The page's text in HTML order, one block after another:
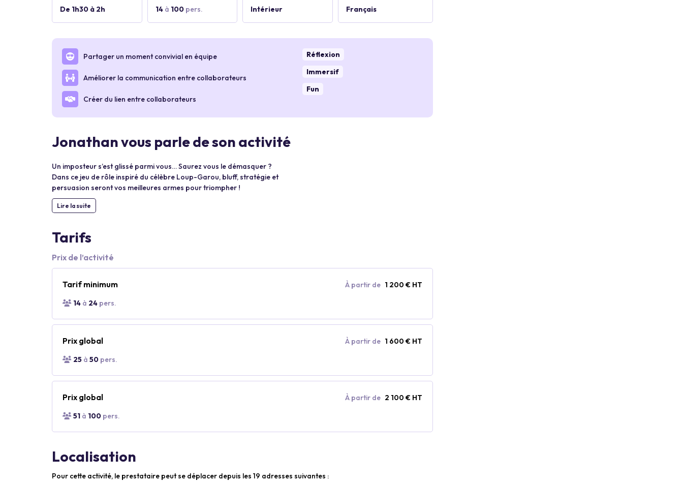
De 1h30 à 2h 14à 100pers. Intérieur Français
Partager un moment convivial en équipe
Améliorer la communication entre collaborateurs
Créer du lien entre collaborateurs
Réflexion
Immersif
Fun
Jonathan vous parle de son activité
Un imposteur s’est glissé parmi vous… Saurez vous le démasquer ?
Dans ce jeu de rôle inspiré du célèbre Loup-Garou, bluff, stratégie et
persuasion seront vos meilleures armes pour triompher !
Lire la suite
Tarifs
Prix de l’activité
Tarif minimum À partir de 1 200 € HT
14 à 24 pers.
Prix global À partir de 1 600 € HT
25 à 50 pers.
Prix global À partir de 2 100 € HT
51 à 100 pers.
Localisation
Pour cette activité, le prestataire peut se déplacer depuis les 19 adresses suivantes :